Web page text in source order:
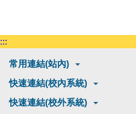
:::
常用連結(站內)
快速連結(校內系統)
快速連結(校外系統)